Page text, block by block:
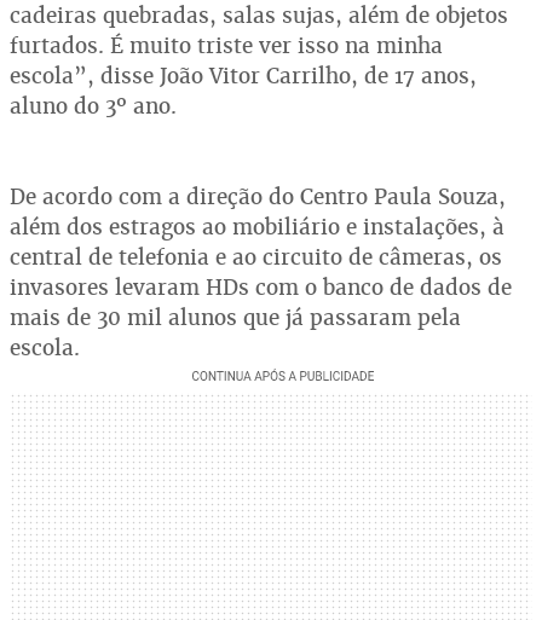
cadeiras quebradas, salas sujas, além de objetos
furtados. É muito triste ver isso na minha
escola”, disse João Vitor Carrilho, de 17 anos,
aluno do 3º ano.
De acordo com a direção do Centro Paula Souza,
além dos estragos ao mobiliário e instalações, à
central de telefonia e ao circuito de câmeras, os
invasores levaram HDs com o banco de dados de
mais de 30 mil alunos que já passaram pela
escola.